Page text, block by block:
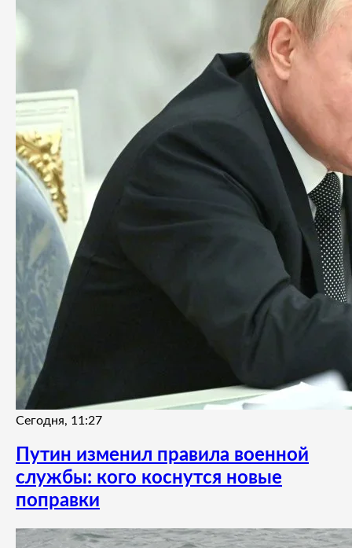
Сегодня, 11:27
Путин изменил правила военной
службы: кого коснутся новые
поправки